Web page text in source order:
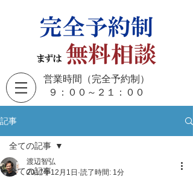
営業時間（完全予約制）
​９：００～２１：００
記事
全ての記事
全ての記事
渡辺智弘
2017年12月1日 読了時間: 1分